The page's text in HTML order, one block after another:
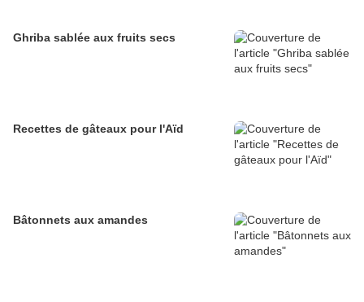
Ghriba sablée aux fruits secs
Recettes de gâteaux pour l'Aïd
Bâtonnets aux amandes